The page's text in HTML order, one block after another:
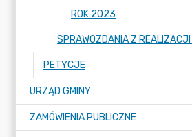
ROK 2023
PETYCJE
URZĄD GMINY
ZAMÓWIENIA PUBLICZNE